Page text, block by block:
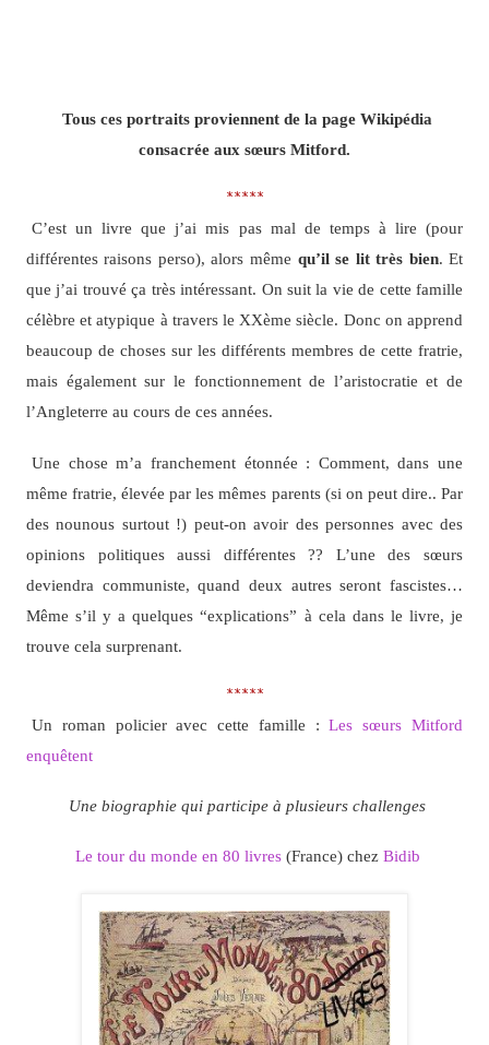
Tous ces portraits proviennent de la page Wikipédia
consacrée aux sœurs Mitford.
*****
C’est un livre que j’ai mis pas mal de temps à lire (pour
différentes raisons perso), alors même qu’il se lit très bien. Et
que j’ai trouvé ça très intéressant. On suit la vie de cette famille
célèbre et atypique à travers le XXème siècle. Donc on apprend
beaucoup de choses sur les différents membres de cette fratrie,
mais également sur le fonctionnement de l’aristocratie et de
l’Angleterre au cours de ces années.
Une chose m’a franchement étonnée : Comment, dans une
même fratrie, élevée par les mêmes parents (si on peut dire.. Par
des nounous surtout !) peut-on avoir des personnes avec des
opinions politiques aussi différentes ?? L’une des sœurs
deviendra communiste, quand deux autres seront fascistes…
Même s’il y a quelques “explications” à cela dans le livre, je
trouve cela surprenant.
*****
Un roman policier avec cette famille :Les sœurs Mitford
enquêtent
Une biographie qui participe à plusieurs challenges
Le tour du monde en 80 livres(France) chez Bidib